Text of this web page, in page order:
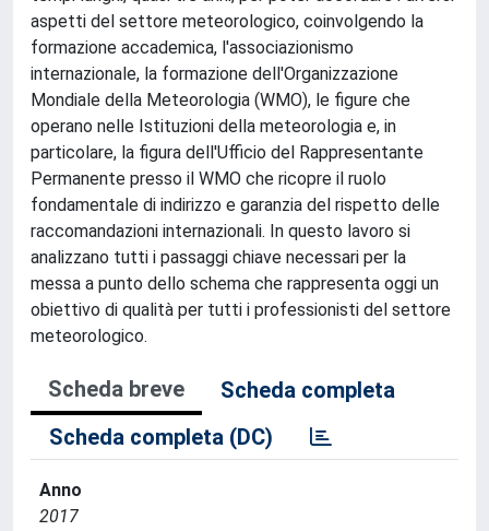
aspetti del settore meteorologico, coinvolgendo la
formazione accademica, l'associazionismo
internazionale, la formazione dell'Organizzazione
Mondiale della Meteorologia (WMO), le figure che
operano nelle Istituzioni della meteorologia e, in
particolare, la figura dell'Ufficio del Rappresentante
Permanente presso il WMO che ricopre il ruolo
fondamentale di indirizzo e garanzia del rispetto delle
raccomandazioni internazionali. In questo lavoro si
analizzano tutti i passaggi chiave necessari per la
messa a punto dello schema che rappresenta oggi un
obiettivo di qualità per tutti i professionisti del settore
meteorologico.
Scheda breve
Scheda completa
Scheda completa (DC)
Anno
2017